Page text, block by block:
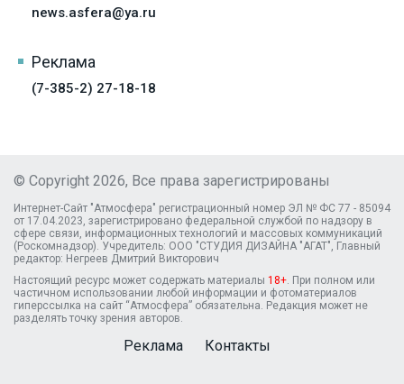
news.asfera@ya.ru
Реклама
(7-385-2) 27-18-18
© Copyright 2026, Все права зарегистрированы
Интернет-Сайт "Атмосфера" регистрационный номер ЭЛ № ФС 77 - 85094
от 17.04.2023, зарегистрировано федеральной службой по надзору в
сфере связи, информационных технологий и массовых коммуникаций
(Роскомнадзор). Учредитель: ООО "СТУДИЯ ДИЗАЙНА "АГАТ", Главный
редактор: Негреев Дмитрий Викторович
Настоящий ресурс может содержать материалы 18+ . При полном или
частичном использовании любой информации и фотоматериалов
гиперссылка на сайт “Атмосфера” обязательна. Редакция может не
разделять точку зрения авторов.
Реклама Контакты